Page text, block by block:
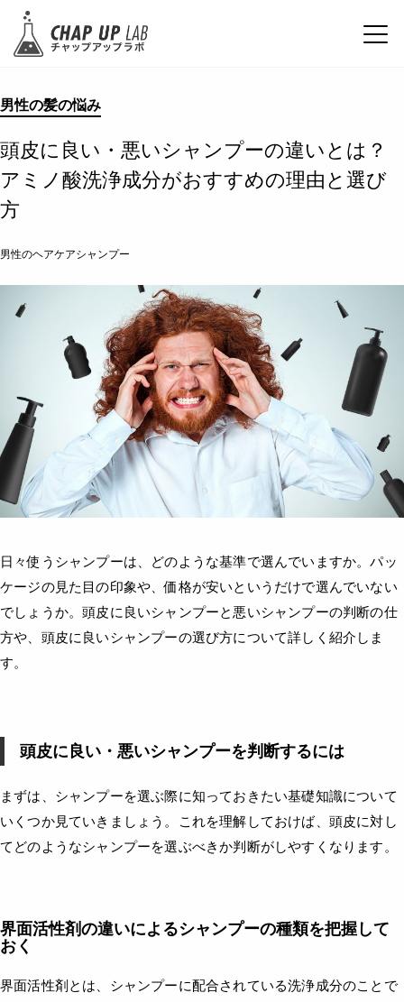
男性の髪の悩み
頭皮に良い・悪いシャンプーの違いとは？
アミノ酸洗浄成分がおすすめの理由と選び
方
男性のヘアケアシャンプー
日々使うシャンプーは、どのような基準で選んでいますか。パッ
ケージの見た目の印象や、価格が安いというだけで選んでいない
でしょうか。頭皮に良いシャンプーと悪いシャンプーの判断の仕
方や、頭皮に良いシャンプーの選び方について詳しく紹介しま
す。
頭皮に良い・悪いシャンプーを判断するには
まずは、シャンプーを選ぶ際に知っておきたい基礎知識について
いくつか見ていきましょう。これを理解しておけば、頭皮に対し
てどのようなシャンプーを選ぶべきか判断がしやすくなります。
界面活性剤の違いによるシャンプーの種類を把握して
おく
界面活性剤とは、シャンプーに配合されている洗浄成分のことで